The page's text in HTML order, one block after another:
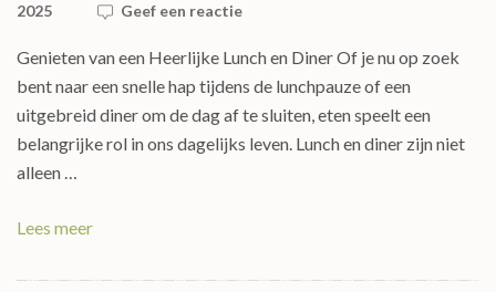
2025
Geef een reactie
Genieten van een Heerlijke Lunch en Diner Of je nu op zoek
bent naar een snelle hap tijdens de lunchpauze of een
uitgebreid diner om de dag af te sluiten, eten speelt een
belangrijke rol in ons dagelijks leven. Lunch en diner zijn niet
alleen …
Lees meer